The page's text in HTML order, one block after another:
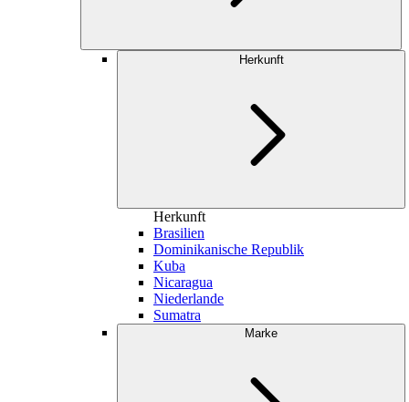
Herkunft
Herkunft
Brasilien
Dominikanische Republik
Kuba
Nicaragua
Niederlande
Sumatra
Marke